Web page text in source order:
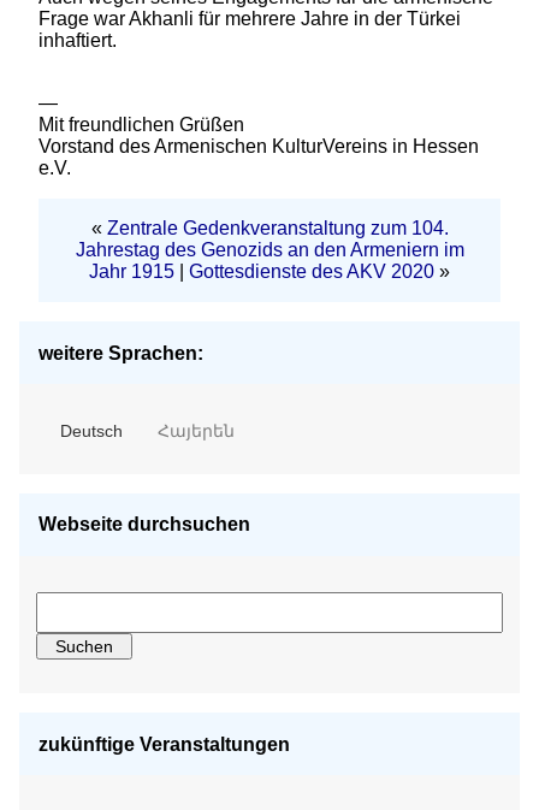
Frage war Akhanli für mehrere Jahre in der Türkei
inhaftiert.
—
Mit freundlichen Grüßen
Vorstand des Armenischen KulturVereins in Hessen
e.V.
« Zentrale Gedenkveranstaltung zum 104.
Jahrestag des Genozids an den Armeniern im
Jahr 1915
Gottesdienste des AKV 2020 »
weitere Sprachen:
Deutsch Հայերեն
Webseite durchsuchen
zukünftige Veranstaltungen